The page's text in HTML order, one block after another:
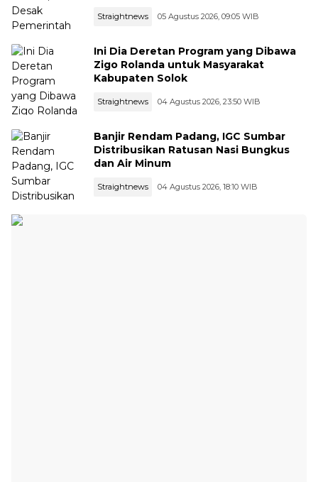
Straightnews 05 Agustus 2026, 09:05 WIB
Ini Dia Deretan Program yang Dibawa
Zigo Rolanda untuk Masyarakat
Kabupaten Solok
Straightnews 04 Agustus 2026, 23:50 WIB
Banjir Rendam Padang, IGC Sumbar
Distribusikan Ratusan Nasi Bungkus
dan Air Minum
Straightnews 04 Agustus 2026, 18:10 WIB